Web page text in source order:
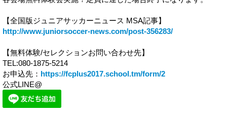
【全国版ジュニアサッカーニュース MSA記事】
http://www.juniorsoccer-news.com/post-356283/
【無料体験/セレクションお問い合わせ先】
TEL:080-1875-5214
お申込先： https://fcplus2017.school.tm/form/2
公式LINE@